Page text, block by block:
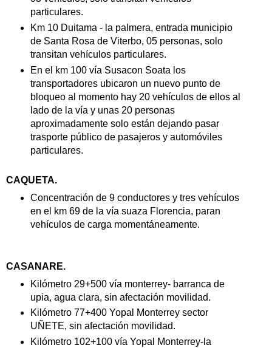
particulares.
Km 10 Duitama - la palmera, entrada municipio
de Santa Rosa de Viterbo, 05 personas, solo
transitan vehículos particulares.
En el km 100 vía Susacon Soata los
transportadores ubicaron un nuevo punto de
bloqueo al momento hay 20 vehículos de ellos al
lado de la vía y unas 20 personas
aproximadamente solo están dejando pasar
trasporte público de pasajeros y automóviles
particulares.
CAQUETA.
Concentración de 9 conductores y tres vehículos
en el km 69 de la vía suaza Florencia, paran
vehículos de carga momentáneamente.
CASANARE.
Kilómetro 29+500 vía monterrey- barranca de
upia, agua clara, sin afectación movilidad.
Kilómetro 77+400 Yopal Monterrey sector
UÑETE, sin afectación movilidad.
Kilómetro 102+100 vía Yopal Monterrey-la